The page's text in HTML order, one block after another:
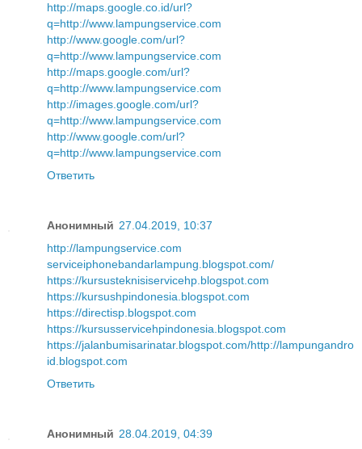
http://maps.google.co.id/url?
q=http://www.lampungservice.com
http://www.google.com/url?
q=http://www.lampungservice.com
http://maps.google.com/url?
q=http://www.lampungservice.com
http://images.google.com/url?
q=http://www.lampungservice.com
http://www.google.com/url?
q=http://www.lampungservice.com
Ответить
Анонимный 27.04.2019, 10:37
http://lampungservice.com
serviceiphonebandarlampung.blogspot.com/
https://kursusteknisiservicehp.blogspot.com
https://kursushpindonesia.blogspot.com
https://directisp.blogspot.com
https://kursusservicehpindonesia.blogspot.com
https://jalanbumisarinatar.blogspot.com/http://lampungandro
id.blogspot.com
Ответить
Анонимный 28.04.2019, 04:39